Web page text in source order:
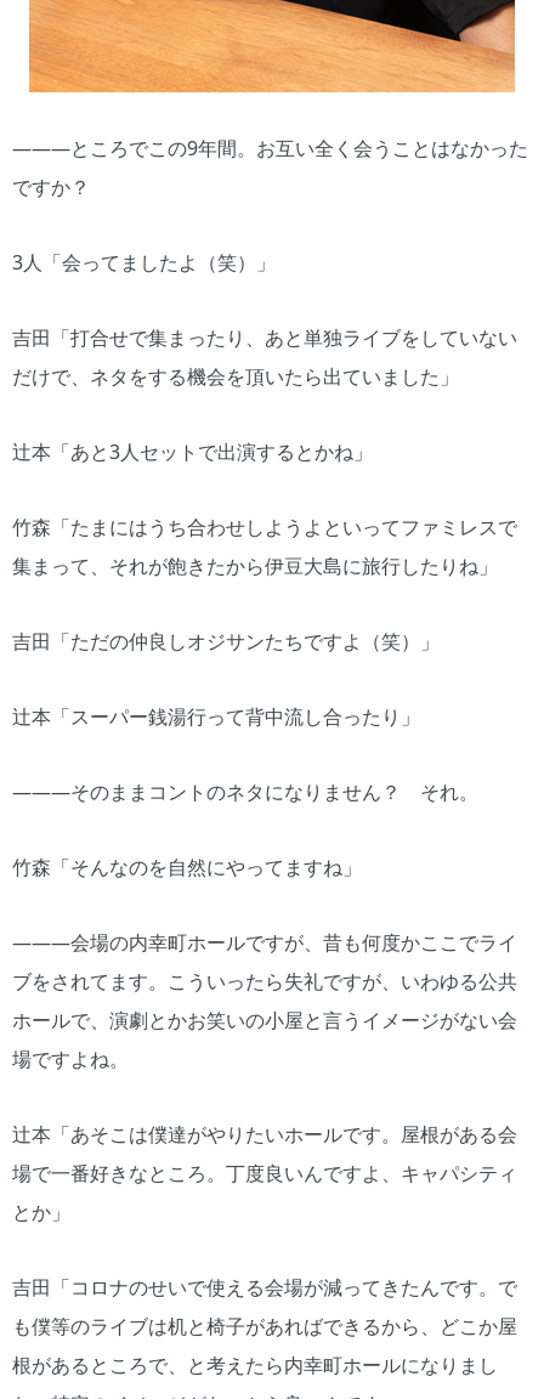
―――ところでこの9年間。お互い全く会うことはなかった
ですか？
3人「会ってましたよ（笑）」
吉田「打合せで集まったり、あと単独ライブをしていない
だけで、ネタをする機会を頂いたら出ていました」
辻本「あと3人セットで出演するとかね」
竹森「たまにはうち合わせしようよといってファミレスで
集まって、それが飽きたから伊豆大島に旅行したりね」
吉田「ただの仲良しオジサンたちですよ（笑）」
辻本「スーパー銭湯行って背中流し合ったり」
―――そのままコントのネタになりません？ それ。
竹森「そんなのを自然にやってますね」
―――会場の内幸町ホールですが、昔も何度かここでライ
ブをされてます。こういったら失礼ですが、いわゆる公共
ホールで、演劇とかお笑いの小屋と言うイメージがない会
場ですよね。
辻本「あそこは僕達がやりたいホールです。屋根がある会
場で一番好きなところ。丁度良いんですよ、キャパシティ
とか」
吉田「コロナのせいで使える会場が減ってきたんです。で
も僕等のライブは机と椅子があればできるから、どこか屋
根があるところで、と考えたら内幸町ホールになりまし